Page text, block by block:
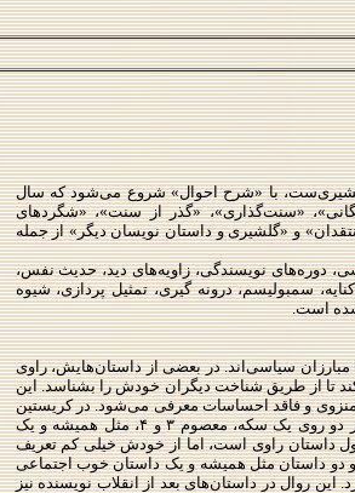
با «شرح احوال» شروع می‌شود که سال
«سنت‌گذاری»، «گذر از سنت»، «شگردهای
و «گلشیری و داستان نویسان دیگر» از جمله
دوره‌های نویسندگی، زاویه‌های دید، حدیث نفس،
سمبولیسم، درونه گیری، تمثیل پردازی، شیوه
شده است.
مبارزان سیاسی‌اند. در بعضی از داستان‌هایش، راوی
تا از طریق شناخت دیگران خودش را بشناسد. این
و فاقد احساسات معرفی می‌شود. در کریستین
و کید، شازده احتجاب، نمازخانه کوچک من، عکسی برای قاب عکس خالی من، هر دو روی یک سکه، معصوم ۳ و ۴، مثل همیشه و یک
داستان راوی است، اما از خودش خیلی کم تعریف
و دو داستان مثل همیشه و یک داستان خوب اجتماعی
روال در داستان‌های بعد از انقلاب نویسنده نیز